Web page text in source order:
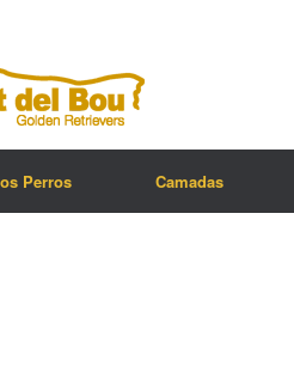
Perros Camadas